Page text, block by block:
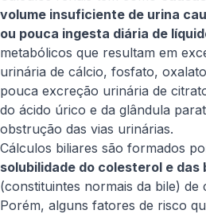
volume insuficiente de urina
ou pouca ingesta diária de
metabólicos que resultam em
urinária de cálcio, fosfato,
pouca excreção urinária de
do ácido úrico e da glândula
obstrução das vias urinárias.
Cálculos biliares são formados
solubilidade do colesterol e das
(constituintes normais da bile)
Porém, alguns fatores de risco